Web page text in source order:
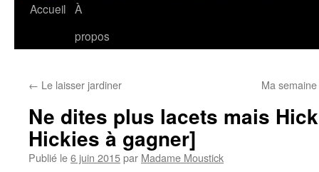
Aller
Accueil À
propos
← Le laisser jardiner Ma
Ne dites plus lacets mais
Hickies à gagner]
Publié le6 juin 2015par Madame Moustick